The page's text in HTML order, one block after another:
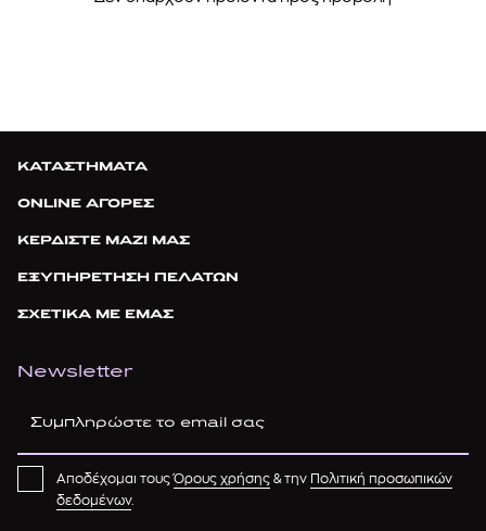
ΚΑΤΑΣΤΗΜΑΤΑ
ONLINE ΑΓΟΡΕΣ
ΚΕΡΔΙΣΤΕ ΜΑΖΙ ΜΑΣ
ΕΞΥΠΗΡΕΤΗΣΗ ΠΕΛΑΤΩΝ
ΣΧΕΤΙΚΑ ΜΕ ΕΜΑΣ
Newsletter
Αποδέχομαι τουςΌρους χρήσης & την Πολιτική προσωπικών
δεδομένων.